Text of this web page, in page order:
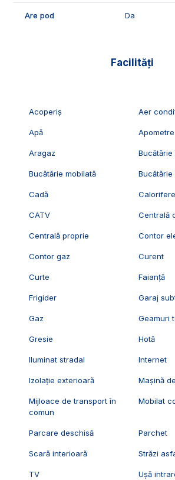
Are pod Da
Facilități
Acoperiș Aer
Apă Apometre
Aragaz
Bucătărie mobilată Bucătărie
Cadă Calorifere
CATV Centrală
Centrală proprie Contor
Contor gaz Curent
Curte Faianță
Frigider Garaj
Gaz Geamuri
Gresie Hotă
Iluminat stradal Internet
Izolație exterioară Mașină
Mijloace de transport în
comun
Mobilat
Parcare deschisă Parchet
Scară interioară Străzi
TV Ușă